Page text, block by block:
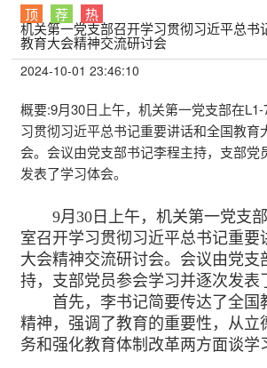
教育大会精神交流研讨会
顶 荐 热
机关第一党支部召开学习贯彻习近平总书
教育大会精神交流研讨会
2024-10-01 23:46:10
概要:9月30日上午，机关第一党支部在
习贯彻习近平总书记重要讲话和全国教育
会。会议由党支部书记李程主持，支部党
发表了学习体会。
9月30日上午，机关第一党支部
室召开学习贯彻习近平总书记重要
大会精神交流研讨会。会议由党支
持，支部党员参会学习并逐次发表
首先，李书记简要传达了全国
精神，强调了教育的重要性，从立
务和强化教育体制改革两方面谈学